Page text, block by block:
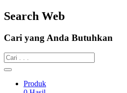
Search Web
Cari yang Anda Butuhkan
Produk